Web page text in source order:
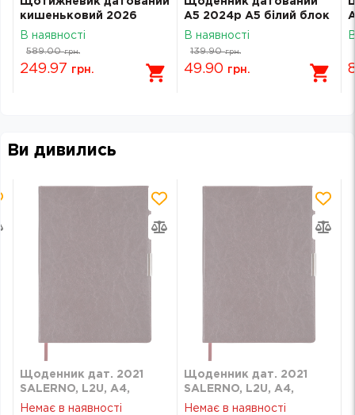
кишеньковий 2026
Brunnen Linesse нічний
В наявності
589.00 грн.
249.97 грн.
А5 2024р А5 білий блок
Аркуш Полуниці 1В2799
В наявності
139.90 грн.
49.90 грн.
Ви дивились
Щоденник дат. 2021
SALERNO, L2U, A4,
бордовий
Немає в наявності
Щоденник дат. 2021
SALERNO, L2U, A4,
бордовий
Немає в наявності